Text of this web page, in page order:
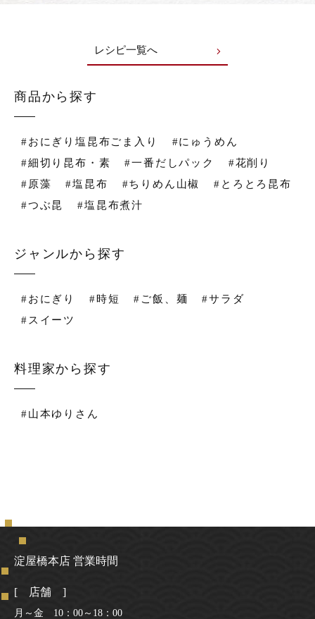
レシピ一覧へ
商品から探す
#おにぎり塩昆布ごま入り
#にゅうめん
#細切り昆布・素
#一番だしパック
#花削り
#原藻
#塩昆布 #ちりめん山椒
#とろとろ昆布
#つぶ昆
#塩昆布煮汁
ジャンルから探す
#おにぎり #時短 #ご飯、麺
#サラダ
#スイーツ
料理家から探す
#山本ゆりさん
淀屋橋本店 営業時間
[ 店舗 ]
月～金 10：00～18：00